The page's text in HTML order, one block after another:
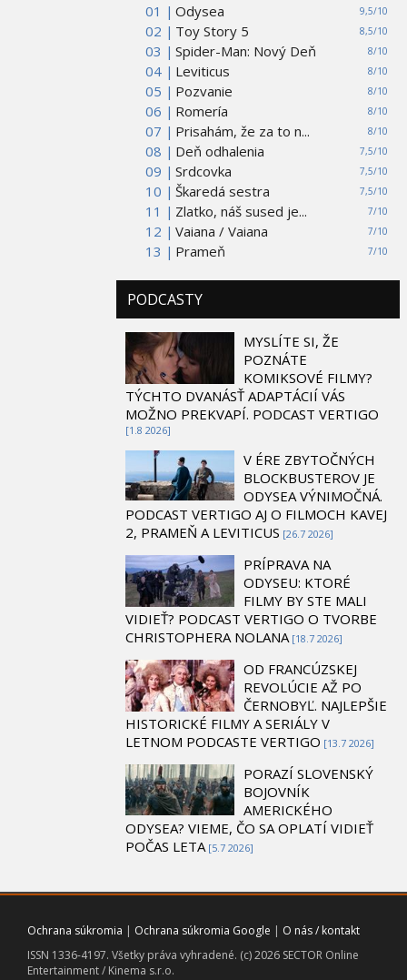
01 | 9,5/10
Odysea
02 |
8,5/10
Toy Story 5
03 |
8/10
Spider-Man: Nový Deň
04 |
8/10
Leviticus
05 |
8/10
Pozvanie
06 |
8/10
Romería
07 |
8/10
Prisahám, že za to n...
08 |
7,5/10
Deň odhalenia
09 |
7,5/10
Srdcovka
10 |
7,5/10
Škaredá sestra
11 |
7/10
Zlatko, náš sused je...
12 |
7/10
Vaiana / Vaiana
13 |
7/10
Prameň
PODCASTY
MYSLÍTE SI, ŽE
POZNÁTE
KOMIKSOVÉ FILMY?
TÝCHTO DVANÁSŤ ADAPTÁCIÍ VÁS
MOŽNO PREKVAPÍ. PODCAST VERTIGO
[1.8 2026]
V ÉRE ZBYTOČNÝCH
BLOCKBUSTEROV JE
ODYSEA VÝNIMOČNÁ.
PODCAST VERTIGO AJ O FILMOCH KAVEJ
2, PRAMEŇ A LEVITICUS [26.7 2026]
PRÍPRAVA NA
ODYSEU: KTORÉ
FILMY BY STE MALI
VIDIEŤ? PODCAST VERTIGO O TVORBE
CHRISTOPHERA NOLANA [18.7 2026]
OD FRANCÚZSKEJ
REVOLÚCIE AŽ PO
ČERNOBYĽ. NAJLEPŠIE
HISTORICKÉ FILMY A SERIÁLY V
LETNOM PODCASTE VERTIGO [13.7 2026]
PORAZÍ SLOVENSKÝ
BOJOVNÍK
AMERICKÉHO
ODYSEA? VIEME, ČO SA OPLATÍ VIDIEŤ
POČAS LETA [5.7 2026]
Ochrana súkromia | Ochrana súkromia Google | O nás / kontakt
ISSN 1336-4197. Všetky práva vyhradené. (c) 2026 SECTOR Online
Entertainment / Kinema s.r.o.